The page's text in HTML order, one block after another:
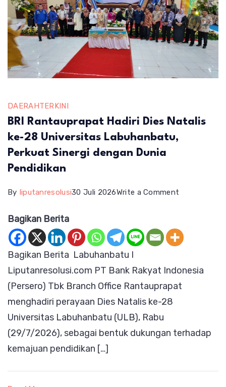
DAERAHTERKINI
BRI Rantauprapat Hadiri Dies Natalis
ke-28 Universitas Labuhanbatu,
Perkuat Sinergi dengan Dunia
Pendidikan
By liputanresolusi30 Juli 2026Write a Comment
Hadiri
Natalis
ke-
Bagikan Berita
Bagikan Berita Labuhanbatu I
Liputanresolusi.com PT Bank Rakyat Indonesia
(Persero) Tbk Branch Office Rantauprapat
menghadiri perayaan Dies Natalis ke-28
Universitas Labuhanbatu (ULB), Rabu
(29/7/2026), sebagai bentuk dukungan terhadap
kemajuan pendidikan […]